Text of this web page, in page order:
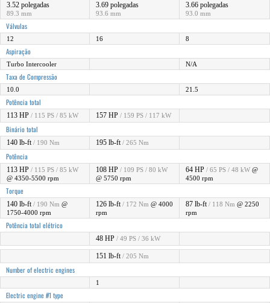
3.52 polegadas
89.3 mm
3.69 polegadas
93.6 mm
3.66 polegadas
93.0 mm
Válvulas
12 16 8
Aspiração
Turbo Intercooler N/A
Taxa de Compressão
10.0 21.5
Potência total
113 HP / 115 PS / 85 kW 157 HP / 159 PS / 117 kW
Binário total
140 lb-ft / 190 Nm 195 lb-ft / 265 Nm
Potência
113 HP / 115 PS / 85 kW
@ 4350-5500 rpm
108 HP / 109 PS / 80 kW
@ 5750 rpm
64 HP / 65 PS / 48 kW @
4500 rpm
Torque
140 lb-ft / 190 Nm @
1750-4000 rpm
126 lb-ft / 172 Nm @ 4000
rpm
87 lb-ft / 118 Nm @ 2250
rpm
Potência total elétrico
48 HP / 49 PS / 36 kW
151 lb-ft / 205 Nm
Number of electric engines
1
Electric engine #1 type